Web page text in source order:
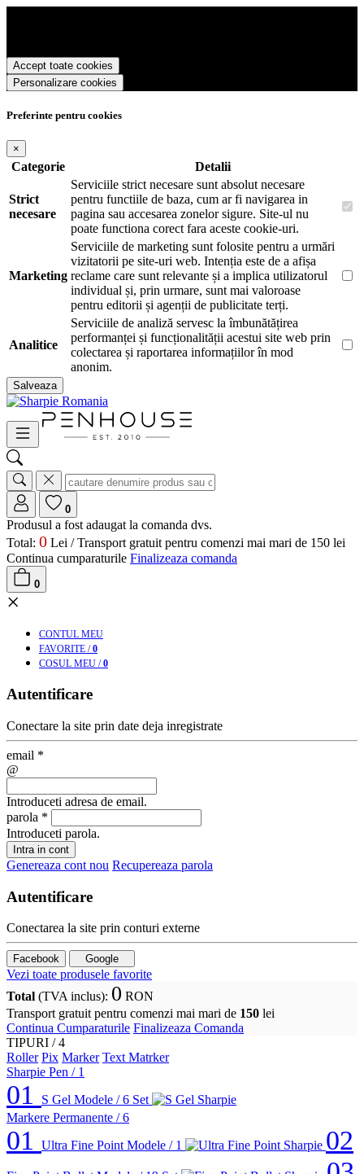
pentru a va oferi si livra functii avansate si continut personalizat de
marketing.
Pentru a va putea bucura de intreaga experienta ca vizitator Sharpie
uri.
Accept toate cookies
Personalizare cookies
Preferinte pentru cookies
×
Categorie Detalii
Strict
necesare
Serviciile strict necesare sunt absolut necesare
pentru functiile de baza, cum ar fi navigarea in
pagina sau accesarea zonelor sigure. Site-ul nu
poate functiona corect fara aceste cookie-uri.
Marketing
Serviciile de marketing sunt folosite pentru a urmări
vizitatorii pe site-uri web. Intenția este de a afișa
reclame care sunt relevante și a implica utilizatorul
individual și, prin urmare, sunt mai valoroase
pentru editorii și agenții de publicitate terți.
Analitice
Serviciile de analiză servesc la îmbunătățirea
performanței și funcționalității acestui site web prin
colectarea și raportarea informațiilor în mod
anonim.
Salveaza
0
Produsul a fost adaugat la comanda dvs.
Total: 0 Lei /Transport gratuit pentru comenzi mai mari de 150 lei
Continua cumparaturile Finalizeaza comanda
0
×
CONTUL MEU
FAVORITE / 0
COSUL MEU / 0
Autentificare
Conectare la site prin date deja inregistrate
email *
@
Introduceti adresa de email.
parola *
Introduceti parola.
Intra in cont
Genereaza cont nou Recupereaza parola
Autentificare
Conectarea la site prin conturi externe
Facebook Google
Vezi toate produsele favorite
Total (TVA inclus): 0 RON
Transport gratuit pentru comenzi mai mari de 150 lei
Continua Cumparaturile Finalizeaza Comanda
TIPURI /4
Roller Pix Marker Text Matrker
Sharpie Pen / 1
01 S Gel Modele / 6 Set
Markere Permanente / 6
01 Ultra Fine Point Modele / 1 02